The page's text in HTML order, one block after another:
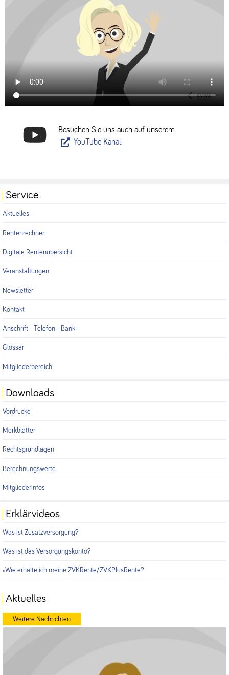
Besuchen Sie uns auch auf unserem
YouTube Kanal.
Service
Aktuelles
Rentenrechner
Digitale Rentenübersicht
Veranstaltungen
Newsletter
Kontakt
Anschrift - Telefon - Bank
Glossar
Mitgliederbereich
Downloads
Vordrucke
Merkblätter
Rechtsgrundlagen
Berechnungswerte
Mitgliederinfos
Erklärvideos
Was ist Zusatzversorgung?
Was ist das Versorgungskonto?
Wie erhalte ich meine ZVKRente/ZVKPlusRente?
Aktuelles
Weitere Nachrichten